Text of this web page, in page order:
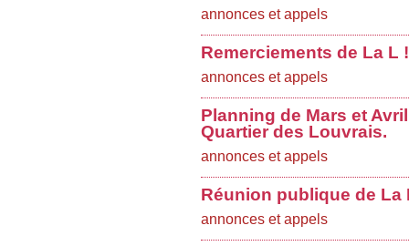
annonces et appels
Remerciements de La L
annonces et appels
Planning de Mars et
Quartier des Louvrais.
annonces et appels
Réunion publique de La
annonces et appels